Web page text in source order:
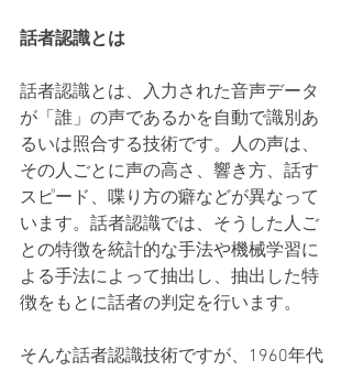
話者認識とは
話者認識とは、入力された音声データ
が「誰」の声であるかを自動で識別あ
るいは照合する技術です。人の声は、
その人ごとに声の高さ、響き方、話す
スピード、喋り方の癖などが異なって
います。話者認識では、そうした人ご
との特徴を統計的な手法や機械学習に
よる手法によって抽出し、抽出した特
徴をもとに話者の判定を行います。
そんな話者認識技術ですが、1960年代